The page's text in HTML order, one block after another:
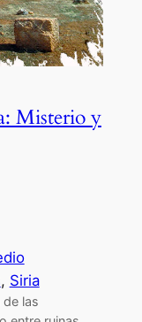
Misterio y
, Siria
de las